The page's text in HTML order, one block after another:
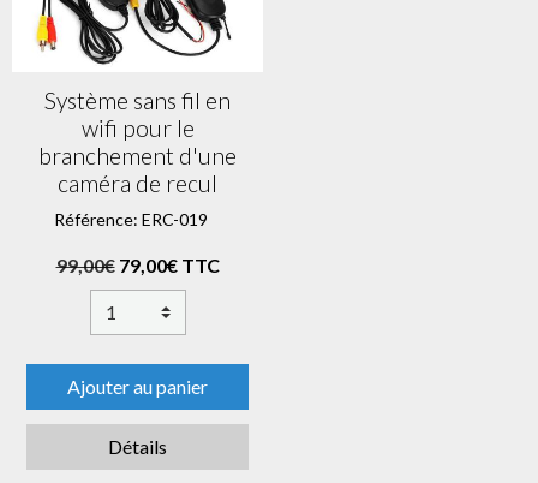
Système sans fil en
wifi pour le
branchement d'une
caméra de recul
Référence: ERC-019
99,00€ 79,00€ TTC
Ajouter au panier
Détails